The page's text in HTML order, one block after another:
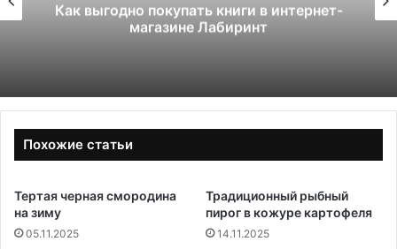
Как выгодно покупать книги в интернет-
магазине Лабиринт
Похожие статьи
Тертая черная смородина
на зиму
05.11.2025
Традиционный рыбный
пирог в кожуре картофеля
14.11.2025